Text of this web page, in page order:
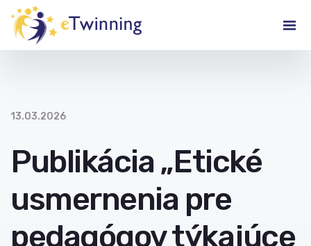
13.03.2026
Publikácia „Etické
usmernenia pre
pedagógov týkajúce